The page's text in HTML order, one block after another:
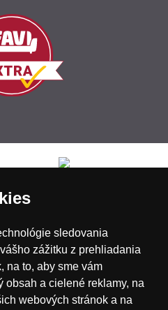
sledovania
zážitku z prehliadania
na to, aby sme vám
obsah a cielené reklamy, na
webových stránok a na